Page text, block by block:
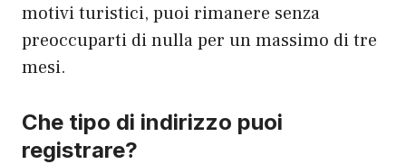
motivi turistici, puoi rimanere senza
preoccuparti di nulla per un massimo di tre
mesi.
Che tipo di indirizzo puoi
registrare?